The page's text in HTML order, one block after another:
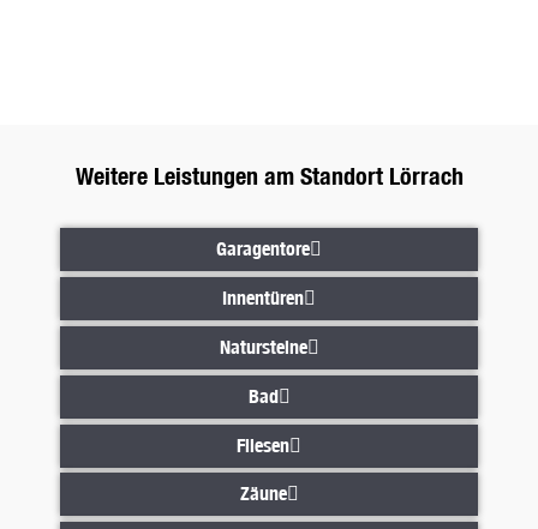
Weitere Leistungen am Standort Lörrach
GaragentoreGaragentore
InnentürenInnentüren
NatursteineNatursteine
BadBad
FliesenFliesen
ZäuneZäune